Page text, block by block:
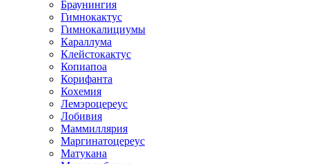
Браунингия
Гимнокактус
Гимнокалициумы
Караллума
Клейстокактус
Копиапоа
Корифанта
Кохемия
Лемэроцереус
Лобивия
Маммиллярия
Маргинатоцереус
Матукана